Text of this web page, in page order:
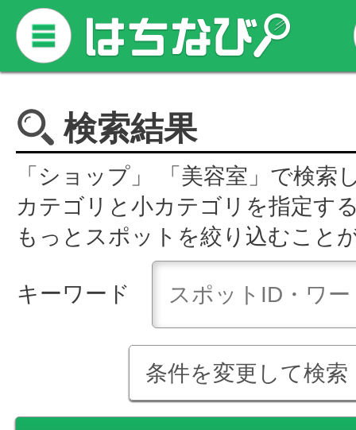
検索結果
「ショップ」 「美容室」で検索
カテゴリと小カテゴリを指定す
もっとスポットを絞り込むこと
キーワード
条件を変更して検索